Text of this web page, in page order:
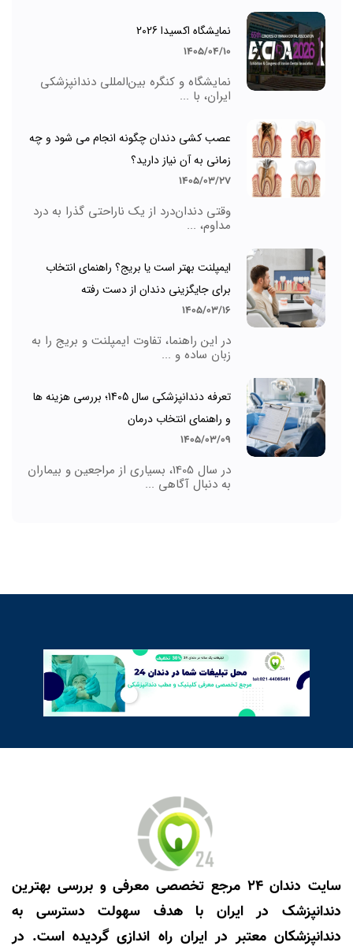
نمایشگاه اکسیدا 2026
1405/04/10
نمایشگاه و کنگره بین‌المللی دندانپزشکی
ایران، با ...
عصب کشی دندان چگونه انجام می شود و چه
زمانی به آن نیاز دارید؟
1405/03/27
وقتی دندان‌درد از یک ناراحتی گذرا به درد
مداوم، ...
ایمپلنت بهتر است یا بریج؟ راهنمای انتخاب
برای جایگزینی دندان از دست رفته
1405/03/16
در این راهنما، تفاوت ایمپلنت و بریج را به
زبان ساده و ...
تعرفه دندانپزشکی سال 1405؛ بررسی هزینه ها
و راهنمای انتخاب درمان
1405/03/09
در سال 1405، بسیاری از مراجعین و بیماران
به دنبال آگاهی ...
سایت دندان 24 مرجع تخصصی معرفی و بررسی بهترین
دندانپزشک در ایران با هدف سهولت دسترسی به
دندانپزشکان معتبر در ایران راه اندازی گردیده است. در